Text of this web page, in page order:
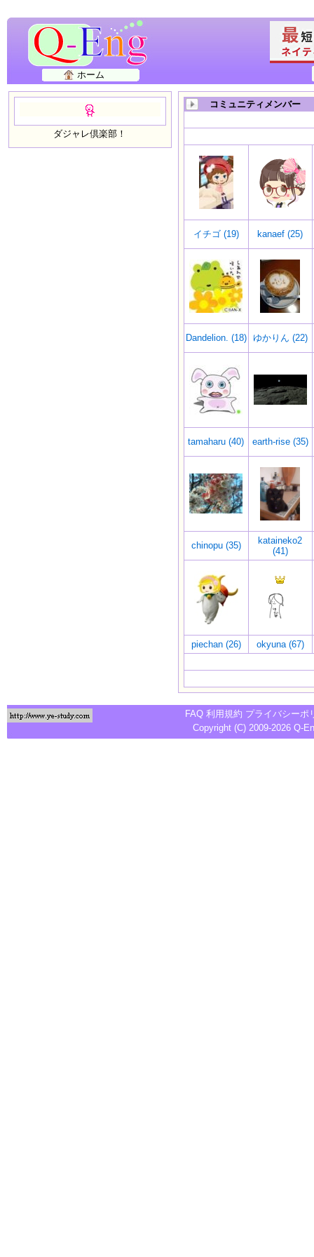
ホーム
ダジャレ倶楽部！
コミュニティメンバー
イチゴ (19) kanaef (25)
Dandelion. (18) ゆかりん (22)
tamaharu (40) earth-rise (35)
chinopu (35)
kataineko2
(41)
piechan (26) okyuna (67)
FAQ 利用規約 プライバシーポ
Copyright (C) 2009-2026 Q-